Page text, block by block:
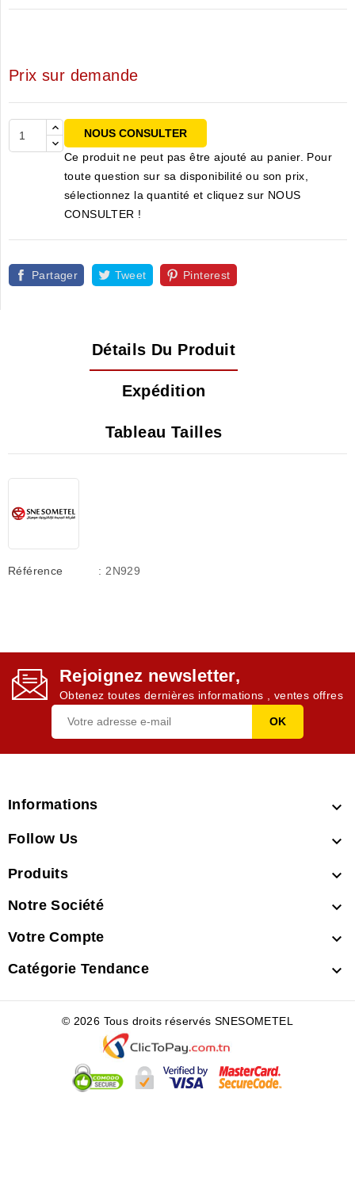
Prix sur demande
NOUS CONSULTER
Ce produit ne peut pas être ajouté au panier. Pour
toute question sur sa disponibilité ou son prix,
sélectionnez la quantité et cliquez sur NOUS
CONSULTER !
Partager Tweet Pinterest
Détails Du Produit
Expédition
Tableau Tailles
Référence : 2N929
Rejoignez newsletter,
Obtenez toutes dernières informations , ventes offres
Informations 
Follow Us 
Produits 
Notre Société 
Votre Compte 
Catégorie Tendance 
© 2026 Tous droits réservés SNESOMETEL